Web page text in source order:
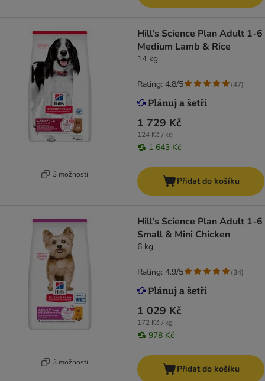
3 možností
Hill's Science Plan Adult 1-6
Medium Lamb & Rice
14 kg
1 729 Kč
124 Kč / kg
1 643 Kč
Rating: 4.8/5 (47)
Přidat do košíku
3 možností
Hill's Science Plan Adult 1-6
Small & Mini Chicken
6 kg
1 029 Kč
172 Kč / kg
978 Kč
Rating: 4.9/5 (34)
Přidat do košíku